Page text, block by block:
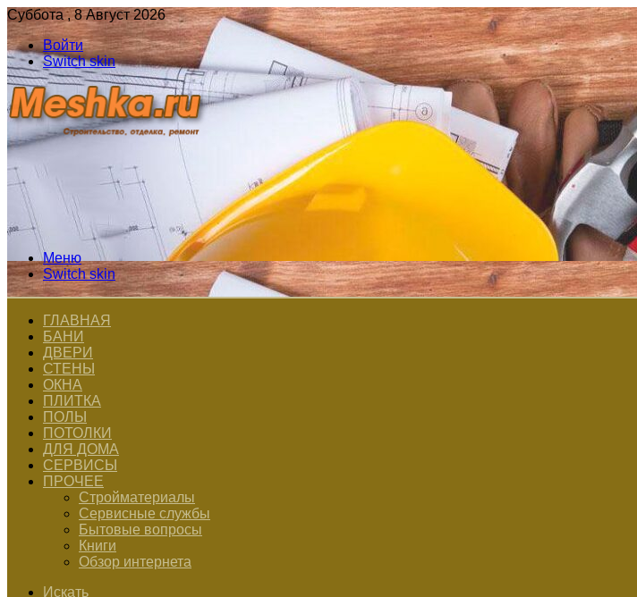
Суббота , 8 Август 2026
Войти
Switch skin
Меню
Switch skin
ГЛАВНАЯ
БАНИ
ДВЕРИ
СТЕНЫ
ОКНА
ПЛИТКА
ПОЛЫ
ПОТОЛКИ
ДЛЯ ДОМА
СЕРВИСЫ
ПРОЧЕЕ
Стройматериалы
Сервисные службы
Бытовые вопросы
Книги
Обзор интернета
Искать